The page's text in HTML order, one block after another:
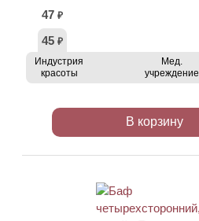
47 ₽
45 ₽
Индустрия
красоты
Мед.
учреждение
В корзину